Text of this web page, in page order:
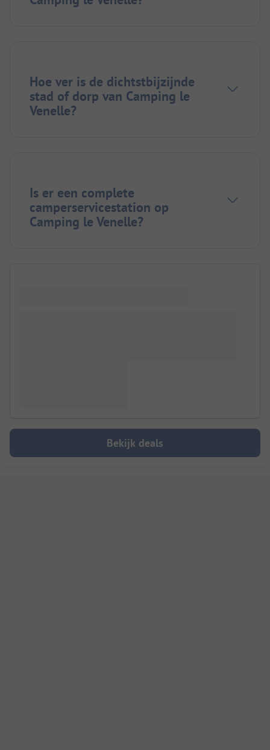
Hoe ver is de dichtstbijzijnde
stad of dorp van Camping le
Venelle?
Is er een complete
camperservicestation op
Camping le Venelle?
Bekijk deals